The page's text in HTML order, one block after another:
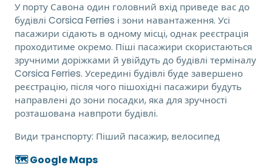
У порту Савона один головний вхід приведе вас до
будівлі Corsica Ferries і зони навантаження. Усі
пасажири сідають в одному місці, однак реєстрація
проходитиме окремо. Піші пасажири скористаються
зручними доріжками й увійдуть до будівлі терміналу
Corsica Ferries. Усередині будівлі буде завершено
реєстрацію, після чого пішохідні пасажири будуть
направлені до зони посадки, яка для зручності
розташована навпроти будівлі.
Види транспорту: Піший пасажир, велосипед
🗺️ Google Maps